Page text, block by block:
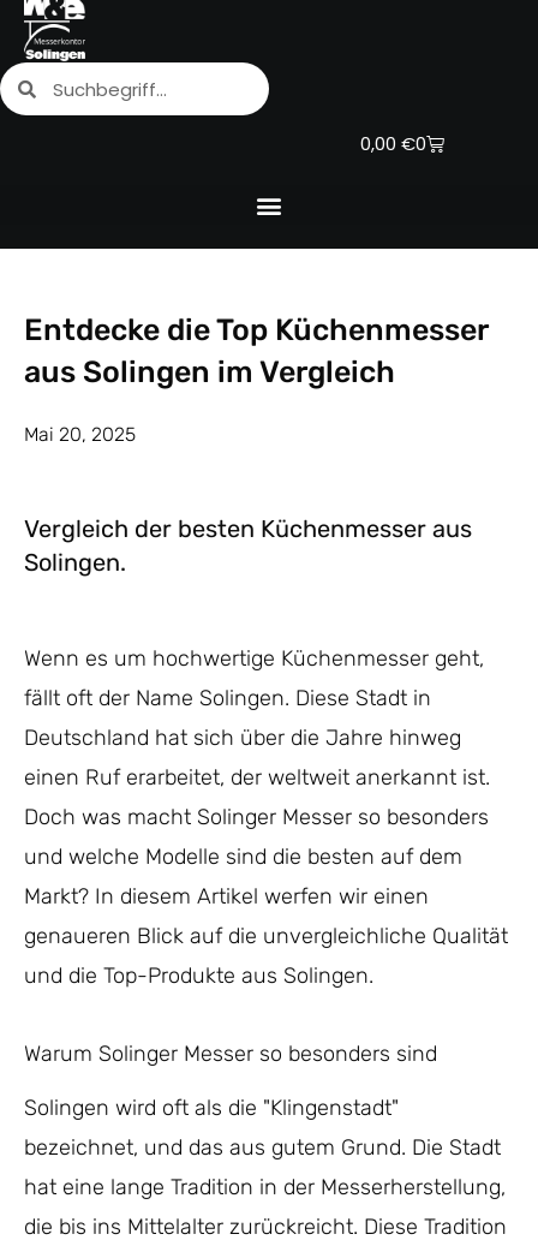
Zum
Inhalt
springen
SucheSuche
0,00 €0
Warenkorb
Entdecke die Top Küchenmesser
aus Solingen im Vergleich
Mai 20, 2025
Vergleich der besten Küchenmesser aus
Solingen.
Wenn es um hochwertige Küchenmesser geht,
fällt oft der Name Solingen. Diese Stadt in
Deutschland hat sich über die Jahre hinweg
einen Ruf erarbeitet, der weltweit anerkannt ist.
Doch was macht Solinger Messer so besonders
und welche Modelle sind die besten auf dem
Markt? In diesem Artikel werfen wir einen
genaueren Blick auf die unvergleichliche Qualität
und die Top-Produkte aus Solingen.
Warum Solinger Messer so besonders sind
Solingen wird oft als die "Klingenstadt"
bezeichnet, und das aus gutem Grund. Die Stadt
hat eine lange Tradition in der Messerherstellung,
die bis ins Mittelalter zurückreicht. Diese Tradition